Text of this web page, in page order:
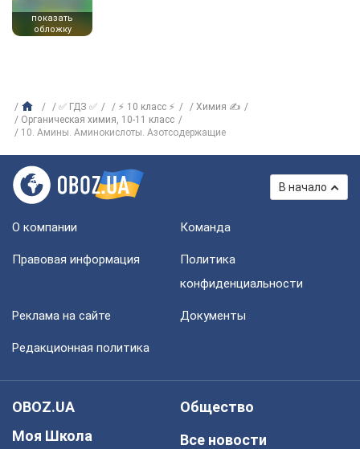
показать
обложку
✅ ГДЗ ✅ ⚡ 10 класс ⚡
Химия ✍
Органическая химия, 10-11 класс
10. Амины. Аминокислоты. Азотсодержащие
В начало
О компании Команда
Правовая информация
Политика
конфиденциальности
Реклама на сайте Документы
Редакционная политика
OBOZ.UA
Моя Школа
Общество
Все новости